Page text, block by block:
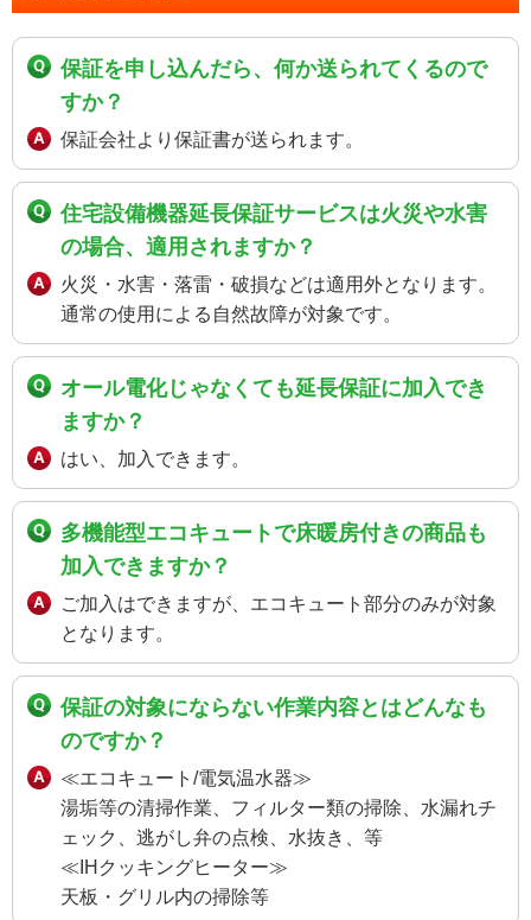
保証を申し込んだら、何か送られてくるので
すか？
保証会社より保証書が送られます。
住宅設備機器延長保証サービスは火災や水害
の場合、適用されますか？
火災・水害・落雷・破損などは適用外となります。
通常の使用による自然故障が対象です。
オール電化じゃなくても延長保証に加入でき
ますか？
はい、加入できます。
多機能型エコキュートで床暖房付きの商品も
加入できますか？
ご加入はできますが、エコキュート部分のみが対象
となります。
保証の対象にならない作業内容とはどんなも
のですか？
≪エコキュート/電気温水器≫
湯垢等の清掃作業、フィルター類の掃除、水漏れチ
ェック、逃がし弁の点検、水抜き、等
≪IHクッキングヒーター≫
天板・グリル内の掃除等